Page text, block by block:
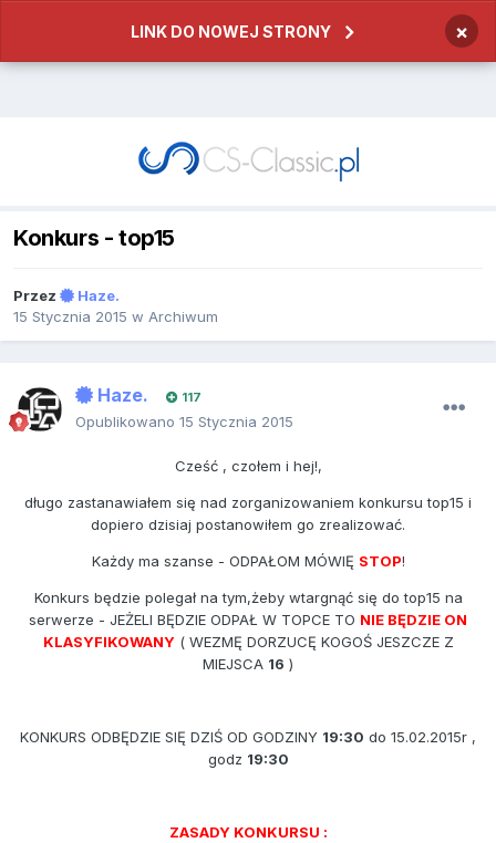
LINK DO NOWEJ STRONY ×
Konkurs - top15
Przez
Haze.
15 Stycznia 2015 w Archiwum
Haze. 117
Opublikowano 15 Stycznia 2015
Cześć , czołem i hej!,
długo zastanawiałem się nad zorganizowaniem konkursu top15 i
dopiero dzisiaj postanowiłem go zrealizować.
Każdy ma szanse - ODPAŁOM MÓWIĘ STOP!
Konkurs będzie polegał na tym,żeby wtargnąć się do top15 na
serwerze - JEŻELI BĘDZIE ODPAŁ W TOPCE TO NIE BĘDZIE ON
KLASYFIKOWANY( WEZMĘ DORZUCĘ KOGOŚ JESZCZE Z
MIEJSCA 16 )
KONKURS ODBĘDZIE SIĘ DZIŚ OD GODZINY 19:30 do 15.02.2015r ,
godz 19:30
ZASADY KONKURSU :